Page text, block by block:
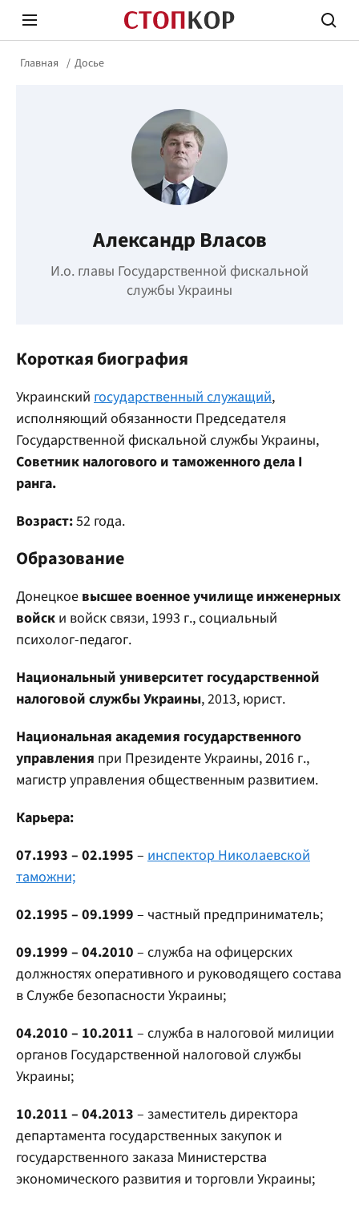
Стоп Политической Коррупции
Главная Досье
Александр Власов
И.о. главы Государственной фискальной
службы Украины
Короткая биография
Украинский государственный служащий,
исполняющий обязанности Председателя
Государственной фискальной службы Украины,
Советник налогового и таможенного дела І
ранга.
Возраст:52 года.
Образование
Донецкое высшее военное училище инженерных
войск и войск связи, 1993 г., социальный
психолог-педагог.
Национальный университет государственной
налоговой службы Украины, 2013, юрист.
Национальная академия государственного
управления при Президенте Украины, 2016 г.,
магистр управления общественным развитием.
Карьера:
07.1993 – 02.1995 – инспектор Николаевской
таможни;
02.1995 – 09.1999 – частный предприниматель;
09.1999 – 04.2010 – служба на офицерских
должностях оперативного и руководящего состава
в Службе безопасности Украины;
04.2010 – 10.2011 – служба в налоговой милиции
органов Государственной налоговой службы
Украины;
10.2011 – 04.2013 – заместитель директора
департамента государственных закупок и
государственного заказа Министерства
экономического развития и торговли Украины;